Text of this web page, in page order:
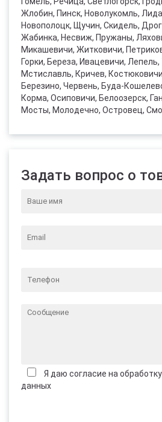
Жлобин, Пинск, Новолукомль,
Новополоцк, Щучин, Скидель,
Жабинка, Несвиж, Пружаны,
Микашевичи, Житковичи,
Горки, Береза, Ивацевичи,
Мстиславль, Кричев,
Березино, Червень, Буда-
Корма, Осиповичи, Белоозерск,
Мосты, Молодечно, Островец,
Задать вопрос о
Я даю согласие на
данных